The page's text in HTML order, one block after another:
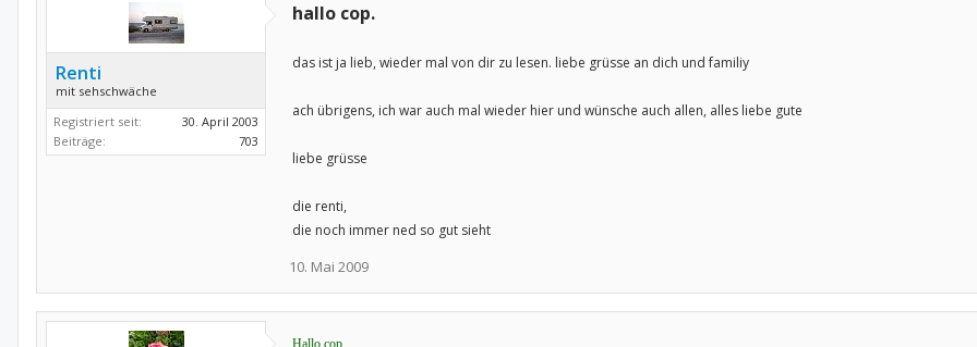
Renti
mit sehschwäche
Registriert seit:
30. April 2003
Beiträge:
703
hallo cop.
das ist ja lieb, wieder mal von dir zu lesen. liebe grüsse an dich und familiy
ach übrigens, ich war auch mal wieder hier und wünsche auch allen, alles liebe gute
liebe grüsse
die renti,
die noch immer ned so gut sieht
10. Mai 2009
Hallo cop,